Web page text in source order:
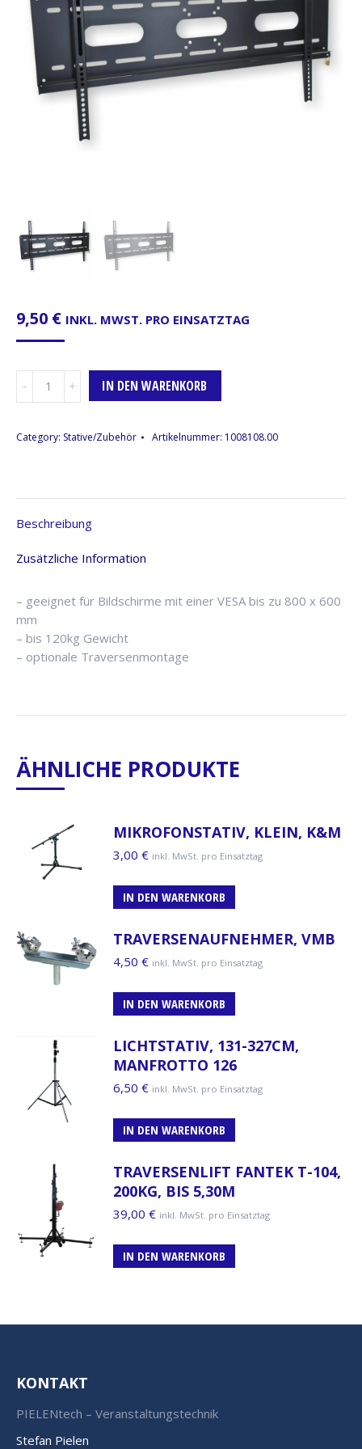
9,50 € INKL. MWST. PRO EINSATZTAG
Menge
IN DEN WARENKORB
Category: Stative/Zubehör Artikelnummer: 1008108.00
Beschreibung
Zusätzliche Information
– geeignet für Bildschirme mit einer VESA bis zu 800 x 600
mm
– bis 120kg Gewicht
– optionale Traversenmontage
ÄHNLICHE PRODUKTE
MIKROFONSTATIV, KLEIN, K&M
3,00 € inkl. MwSt. pro Einsatztag
IN DEN WARENKORB
TRAVERSENAUFNEHMER, VMB
4,50 € inkl. MwSt. pro Einsatztag
IN DEN WARENKORB
LICHTSTATIV, 131-327CM,
MANFROTTO 126
6,50 € inkl. MwSt. pro Einsatztag
IN DEN WARENKORB
TRAVERSENLIFT FANTEK T-104,
200KG, BIS 5,30M
39,00 € inkl. MwSt. pro Einsatztag
IN DEN WARENKORB
KONTAKT
PIELENtech – Veranstaltungstechnik
Stefan Pielen